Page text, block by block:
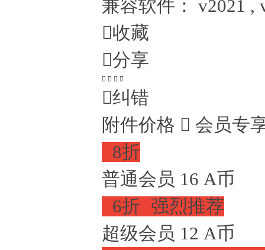
兼容软件：
v2021 ,
收藏
分享
   
纠错
附件价格  会员专
8折
普通会员 16 A币
6折 强烈推荐
超级会员 12 A币